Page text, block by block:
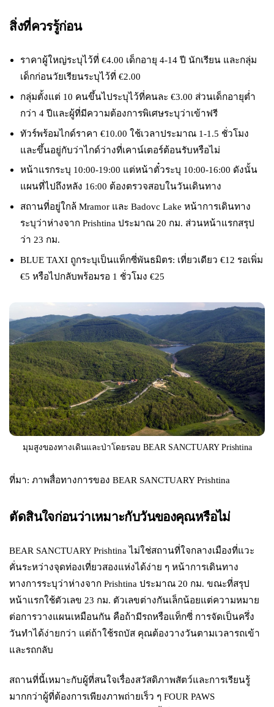
สิ่งที่ควรรู้ก่อน
ราคาผู้ใหญ่ระบุไว้ที่ €4.00 เด็กอายุ 4-14 ปี นักเรียน และกลุ่ม
เด็กก่อนวัยเรียนระบุไว้ที่ €2.00
กลุ่มตั้งแต่ 10 คนขึ้นไประบุไว้ที่คนละ €3.00 ส่วนเด็กอายุต่ำ
กว่า 4 ปีและผู้ที่มีความต้องการพิเศษระบุว่าเข้าฟรี
ทัวร์พร้อมไกด์ราคา €10.00 ใช้เวลาประมาณ 1-1.5 ชั่วโมง
และขึ้นอยู่กับว่าไกด์ว่างที่เคาน์เตอร์ต้อนรับหรือไม่
หน้าแรกระบุ 10:00-19:00 แต่หน้าตั๋วระบุ 10:00-16:00 ดังนั้น
แผนที่ไปถึงหลัง 16:00 ต้องตรวจสอบในวันเดินทาง
สถานที่อยู่ใกล้ Mramor และ Badovc Lake หน้าการเดินทาง
ระบุว่าห่างจาก Prishtina ประมาณ 20 กม. ส่วนหน้าแรกสรุป
ว่า 23 กม.
BLUE TAXI ถูกระบุเป็นแท็กซี่พันธมิตร: เที่ยวเดียว €12 รอเพิ่ม
€5 หรือไปกลับพร้อมรอ 1 ชั่วโมง €25
มุมสูงของทางเดินและป่าโดยรอบ BEAR SANCTUARY Prishtina
ที่มา: ภาพสื่อทางการของ BEAR SANCTUARY Prishtina
ตัดสินใจก่อนว่าเหมาะกับวันของคุณหรือไม่
BEAR SANCTUARY Prishtina ไม่ใช่สถานที่ใจกลางเมืองที่แวะ
คั่นระหว่างจุดท่องเที่ยวสองแห่งได้ง่าย ๆ หน้าการเดินทาง
ทางการระบุว่าห่างจาก Prishtina ประมาณ 20 กม. ขณะที่สรุป
หน้าแรกใช้ตัวเลข 23 กม. ตัวเลขต่างกันเล็กน้อยแต่ความหมาย
ต่อการวางแผนเหมือนกัน คือถ้ามีรถหรือแท็กซี่ การจัดเป็นครึ่ง
วันทำได้ง่ายกว่า แต่ถ้าใช้รถบัส คุณต้องวางวันตามเวลารถเข้า
และรถกลับ
สถานที่นี้เหมาะกับผู้ที่สนใจเรื่องสวัสดิภาพสัตว์และการเรียนรู้
มากกว่าผู้ที่ต้องการเพียงภาพถ่ายเร็ว ๆ FOUR PAWS